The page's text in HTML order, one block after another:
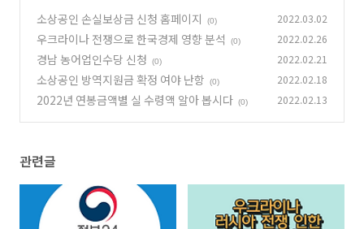
소상공인 손실보상금 신청 홈페이지
(0) 2022.03.02
우크라이나 전쟁으로 한국경제 영향 분석 (0) 2022.02.26
경남 농어업인수당 신청 (0) 2022.02.21
소상공인 방역지원금 확정 여야 난항 (0) 2022.02.18
2022년 연봉금액별 실 수령액 알아 봅시다 (0) 2022.02.13
관련글